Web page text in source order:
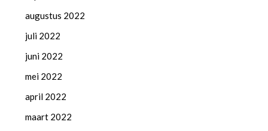
augustus 2022
juli 2022
juni 2022
mei 2022
april 2022
maart 2022